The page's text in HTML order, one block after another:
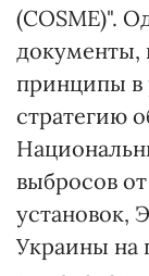
(COSME)".
документы,
принципы в
стратегию
выбросов
установок,
Украины на